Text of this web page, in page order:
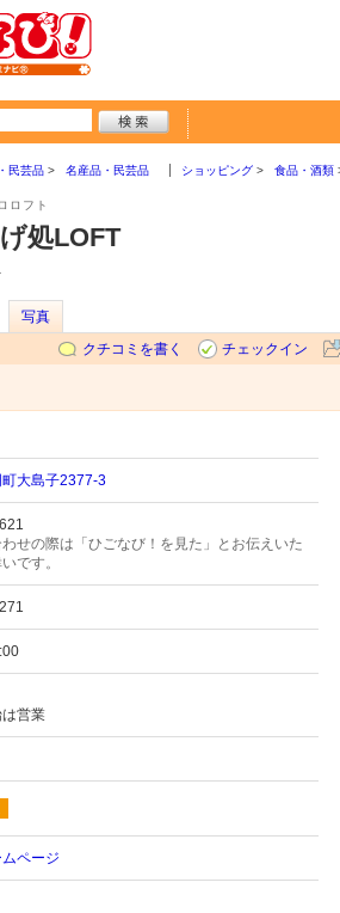
民芸品 名産品・民芸品 ショッピング 食品・酒類
ロフト
処LOFT
写真
クチコミを書く
チェックイン
大島子2377-3
せの際は「ひごなび！を見た」とお伝えいた
です。
営業
ページ